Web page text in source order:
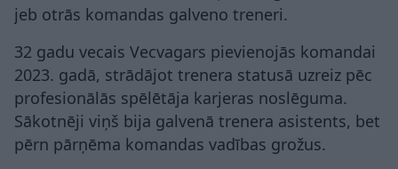
jeb otrās komandas galveno treneri.
32 gadu vecais Vecvagars pievienojās komandai
2023. gadā, strādājot trenera statusā uzreiz pēc
profesionālās spēlētāja karjeras noslēguma.
Sākotnēji viņš bija galvenā trenera asistents, bet
pērn pārņēma komandas vadības grožus.